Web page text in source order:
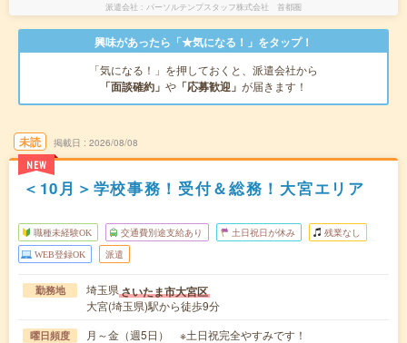
派遣会社 パーソルテンプスタッフ株式会社 首都圏
興味があったら「★気になる！」をタップ！
「気になる！」を押しておくと、派遣会社から
「面談確約」 や 「応募歓迎」 が届きます！
未読
NEW
掲載日 2026/08/08
＜10月＞学校事務！受付＆総務！大宮エリア
職種未経験OK 交通費別途支給あり 土日祝日が休み 残業なし
WEB登録OK 派遣
勤務地 埼玉県さいたま市大宮区
大宮(埼玉県)駅から徒歩9分
曜日頻度 月～金（週5日） ※土日祝完全やすみです！